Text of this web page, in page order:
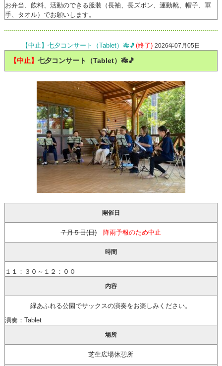
お弁当、飲料、活動のできる服装（長袖、長ズボン、運動靴、帽子、軍
手、タオル）でお願いします。
【中止】七夕コンサート（Tablet）🎋🎵 (終了) 2026年07月05日
【中止】 七夕コンサート（Tablet）🎋🎵
開催日
７月５日(日) 降雨予報のため中止
時間
１１：３０～１２：００
内容
緑あふれる公園でサックスの演奏をお楽しみください。
演奏：Tablet
場所
芝生広場休憩所